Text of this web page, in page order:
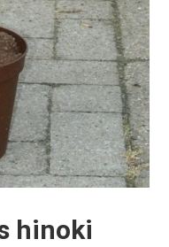
hinoki